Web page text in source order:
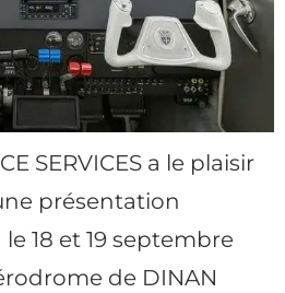
SERVICES a le plaisir
présentation
18 et 19 septembre
de DINAN